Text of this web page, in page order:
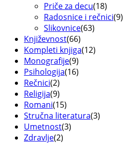
Priče za decu(18)
Radosnice i rečnici(9)
Slikovnice(63)
Književnost(66)
Kompleti knjiga(12)
Monografije(9)
Psihologija(16)
Rečnici(2)
Religija(9)
Romani(15)
Stručna literatura(3)
Umetnost(3)
Zdravlje(2)